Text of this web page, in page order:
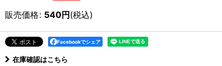
販売価格: 540円(税込)
Facebookでシェア
在庫確認はこちら